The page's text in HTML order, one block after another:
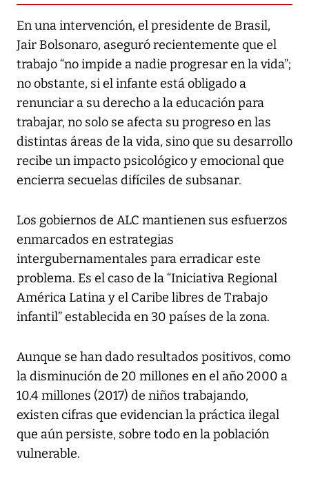
En una intervención, el presidente de Brasil,
Jair Bolsonaro, aseguró recientemente que el
trabajo “no impide a nadie progresar en la vida”;
no obstante, si el infante está obligado a
renunciar a su derecho a la educación para
trabajar, no solo se afecta su progreso en las
distintas áreas de la vida, sino que su desarrollo
recibe un impacto psicológico y emocional que
encierra secuelas difíciles de subsanar.
Los gobiernos de ALC mantienen sus esfuerzos
enmarcados en estrategias
intergubernamentales para erradicar este
problema. Es el caso de la “Iniciativa Regional
América Latina y el Caribe libres de Trabajo
infantil” establecida en 30 países de la zona.
Aunque se han dado resultados positivos, como
la disminución de 20 millones en el año 2000 a
10.4 millones (2017) de niños trabajando,
existen cifras que evidencian la práctica ilegal
que aún persiste, sobre todo en la población
vulnerable.